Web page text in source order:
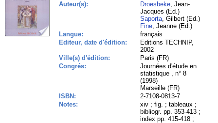
Auteur(s): Droesbeke, Jean-
Jacques (Ed.)
Saporta, Gilbert (Ed.)
Fine, Jeanne (Ed.)
Langue:
français
Editeur, date d'édition:
Editions TECHNIP,
2002
Ville(s) d'édition:
Paris (FR)
Congrés:
Journées d'étude en
statistique , n° 8
(1998)
Marseille (FR)
ISBN:
2-7108-0813-7
Notes:
xiv ; fig. ; tableaux ;
bibliogr. pp. 353-413 ;
index pp. 415-418 ;